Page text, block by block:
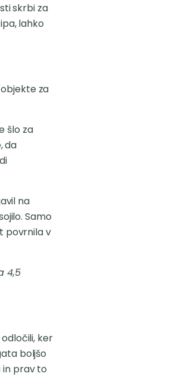
skrbi za
lahko
za
šlo za
da
na
Samo
povrnila v
4,5
ker
boljšo
in prav to